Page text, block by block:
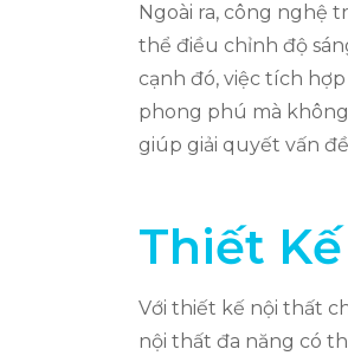
Ngoài ra, công nghệ
thể điều chỉnh độ
cạnh đó, việc tích
phong phú mà
giúp giải quyết vấn
Thiết
Với thiết kế nội thất
nội thất đa năng có